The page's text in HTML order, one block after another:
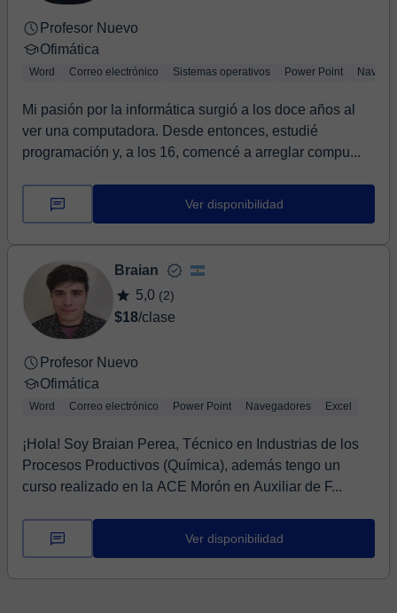
Profesor Nuevo
Ofimática
Word Correo electrónico Sistemas operativos Power Point
Mi pasión por la informática surgió a los doce años al
ver una computadora. Desde entonces, estudié
programación y, a los 16, comencé a arreglar compu...
Ver disponibilidad
Braian
5,0 (2)
$18/clase
Profesor Nuevo
Ofimática
Word Correo electrónico Power Point Navegadores Excel
¡Hola! Soy Braian Perea, Técnico en Industrias de los
Procesos Productivos (Química), además tengo un
curso realizado en la ACE Morón en Auxiliar de F...
Ver disponibilidad